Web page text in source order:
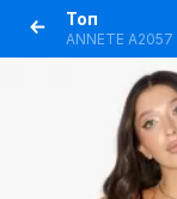
Топ
ANNETE A2057